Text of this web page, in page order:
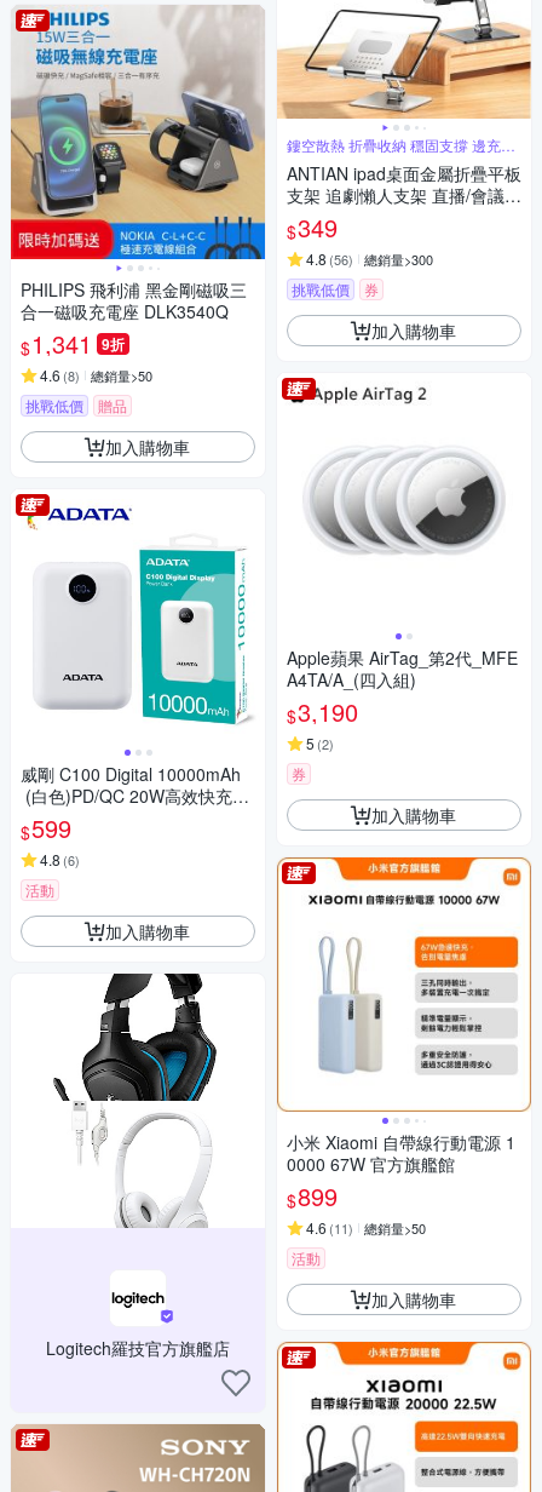
PHILIPS 飛利浦 黑金剛磁吸三
合一磁吸充電座 DLK3540Q
$1,341 9折
4.6 (8) 總銷量>50
挑戰低價 贈品
加入購物車
威剛 C100 Digital 10000mAh
(白色)PD/QC 20W高效快充行
動電源
$599
4.8 (6)
活動
加入購物車
Logitech羅技官方旗艦店
鏤空散熱 折疊收納 穩固支撐 邊充電
玩
ANTIAN ipad桌面金屬折疊平板
支架 追劇懶人支架 直播/會議
平板架 手機支架 交換禮物
$349
4.8 (56) 總銷量>300
挑戰低價 券
加入購物車
Apple蘋果 AirTag_第2代_MFE
A4TA/A_(四入組)
$3,190
5 (2)
券
加入購物車
小米 Xiaomi 自帶線行動電源 1
0000 67W 官方旗艦館
$899
4.6 (11) 總銷量>50
活動
加入購物車